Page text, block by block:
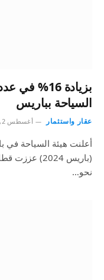
بزيادة 16%
السياحة بباريس
عقار واستثمار أغسطس 2, 2024
أعلنت هيئة السياحة في
(باريس 2024)
نحو…